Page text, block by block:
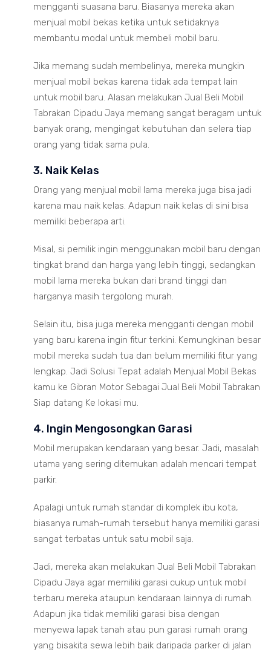
mengganti suasana baru. Biasanya mereka akan
menjual mobil bekas ketika untuk setidaknya
membantu modal untuk membeli mobil baru.
Jika memang sudah membelinya, mereka mungkin
menjual mobil bekas karena tidak ada tempat lain
untuk mobil baru. Alasan melakukan Jual Beli Mobil
Tabrakan Cipadu Jaya memang sangat beragam untuk
banyak orang, mengingat kebutuhan dan selera tiap
orang yang tidak sama pula.
3. Naik Kelas
Orang yang menjual mobil lama mereka juga bisa jadi
karena mau naik kelas. Adapun naik kelas di sini bisa
memiliki beberapa arti.
Misal, si pemilik ingin menggunakan mobil baru dengan
tingkat brand dan harga yang lebih tinggi, sedangkan
mobil lama mereka bukan dari brand tinggi dan
harganya masih tergolong murah.
Selain itu, bisa juga mereka mengganti dengan mobil
yang baru karena ingin fitur terkini. Kemungkinan besar
mobil mereka sudah tua dan belum memiliki fitur yang
lengkap. Jadi Solusi Tepat adalah Menjual Mobil Bekas
kamu ke Gibran Motor Sebagai Jual Beli Mobil Tabrakan
Siap datang Ke lokasi mu.
4. Ingin Mengosongkan Garasi
Mobil merupakan kendaraan yang besar. Jadi, masalah
utama yang sering ditemukan adalah mencari tempat
parkir.
Apalagi untuk rumah standar di komplek ibu kota,
biasanya rumah-rumah tersebut hanya memiliki garasi
sangat terbatas untuk satu mobil saja.
Jadi, mereka akan melakukan Jual Beli Mobil Tabrakan
Cipadu Jaya agar memiliki garasi cukup untuk mobil
terbaru mereka ataupun kendaraan lainnya di rumah.
Adapun jika tidak memiliki garasi bisa dengan
menyewa lapak tanah atau pun garasi rumah orang
yang bisakita sewa lebih baik daripada parker di jalan